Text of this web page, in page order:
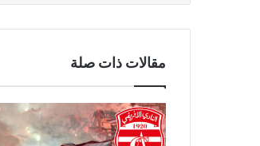
مقالات ذات صلة